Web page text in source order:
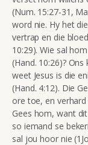
(Num. 15:27-31,
word nie. Hy het
vertrap en die
10:29). Wie sal
(Hand. 10:26)?
weet Jesus is die
(Hand. 4:12). Die
ore toe, en
Gees hom, want
so iemand se
sal jou hoor nie